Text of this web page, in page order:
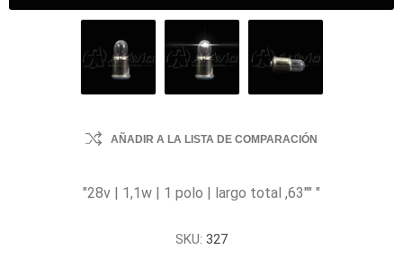
AÑADIR A LA LISTA DE COMPARACIÓN
"28v | 1,1w | 1 polo | largo total ,63"" "
SKU: 327